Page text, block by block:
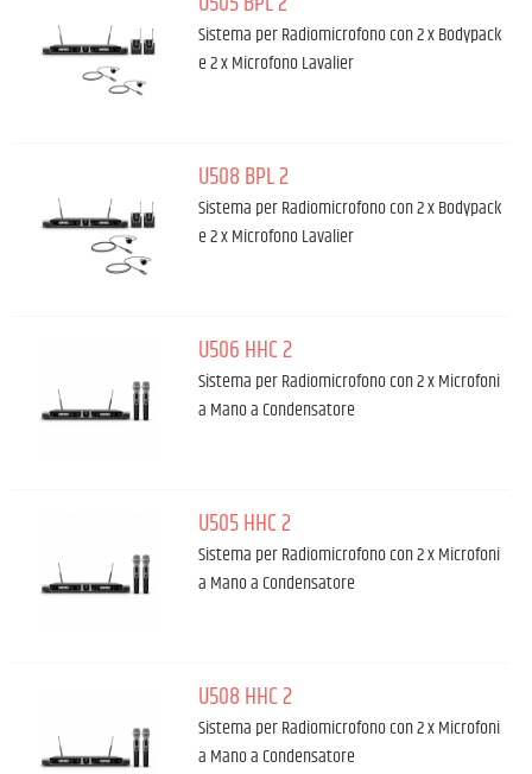
Sistema per Radiomicrofono con 2 x Bodypack
e 2 x Microfono Lavalier
U508 BPL 2
Sistema per Radiomicrofono con 2 x Bodypack
e 2 x Microfono Lavalier
U506 HHC 2
Sistema per Radiomicrofono con 2 x Microfoni
a Mano a Condensatore
U505 HHC 2
Sistema per Radiomicrofono con 2 x Microfoni
a Mano a Condensatore
U508 HHC 2
Sistema per Radiomicrofono con 2 x Microfoni
a Mano a Condensatore